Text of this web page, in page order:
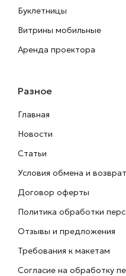
Буклетницы
Витрины мобильные
Аренда проектора
Разное
Главная
Новости
Статьи
Условия обмена и
Договор оферты
Политика обработки
Отзывы и предложения
Требования к макетам
Согласие на обработку